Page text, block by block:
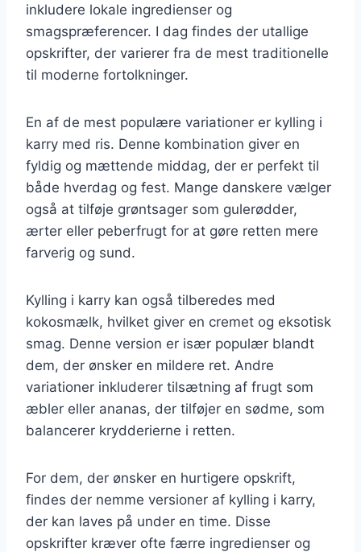
inkludere lokale ingredienser og
smagspræferencer. I dag findes der utallige
opskrifter, der varierer fra de mest traditionelle
til moderne fortolkninger.
En af de mest populære variationer er kylling i
karry med ris. Denne kombination giver en
fyldig og mættende middag, der er perfekt til
både hverdag og fest. Mange danskere vælger
også at tilføje grøntsager som gulerødder,
ærter eller peberfrugt for at gøre retten mere
farverig og sund.
Kylling i karry kan også tilberedes med
kokosmælk, hvilket giver en cremet og eksotisk
smag. Denne version er især populær blandt
dem, der ønsker en mildere ret. Andre
variationer inkluderer tilsætning af frugt som
æbler eller ananas, der tilføjer en sødme, som
balancerer krydderierne i retten.
For dem, der ønsker en hurtigere opskrift,
findes der nemme versioner af kylling i karry,
der kan laves på under en time. Disse
opskrifter kræver ofte færre ingredienser og